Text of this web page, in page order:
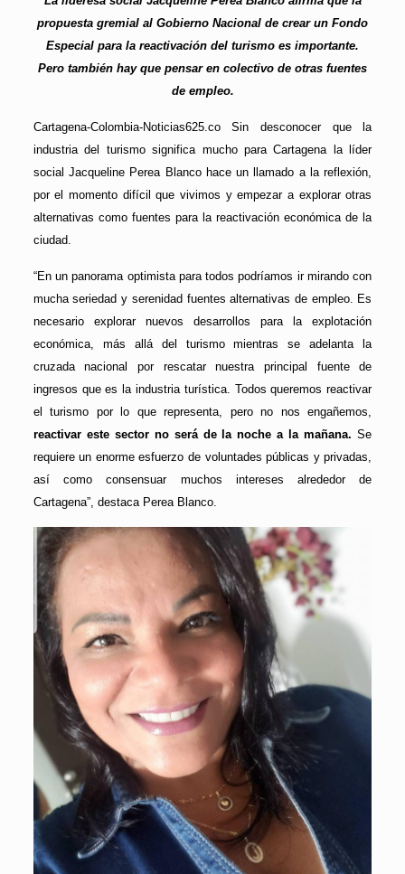
propuesta gremial al Gobierno Nacional de crear un Fondo
Especial para la reactivación del turismo es importante.
Pero también hay que pensar en colectivo de otras fuentes
de empleo.
Cartagena-Colombia-Noticias625.co Sin desconocer que la
industria del turismo significa mucho para Cartagena la líder
social Jacqueline Perea Blanco hace un llamado a la reflexión,
por el momento difícil que vivimos y empezar a explorar otras
alternativas como fuentes para la reactivación económica de la
ciudad.
“En un panorama optimista para todos podríamos ir mirando con
mucha seriedad y serenidad fuentes alternativas de empleo. Es
necesario explorar nuevos desarrollos para la explotación
económica, más allá del turismo mientras se adelanta la
cruzada nacional por rescatar nuestra principal fuente de
ingresos que es la industria turística. Todos queremos reactivar
el turismo por lo que representa, pero no nos engañemos,
reactivar este sector no será de la noche a la mañana. Se
requiere un enorme esfuerzo de voluntades públicas y privadas,
así como consensuar muchos intereses alrededor de
Cartagena”, destaca Perea Blanco.